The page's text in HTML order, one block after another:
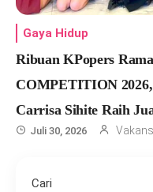
Gaya Hidup
Ribuan KPopers
COMPETITION
Carrisa Sihite Raih
Juli 30, 2026
Cari